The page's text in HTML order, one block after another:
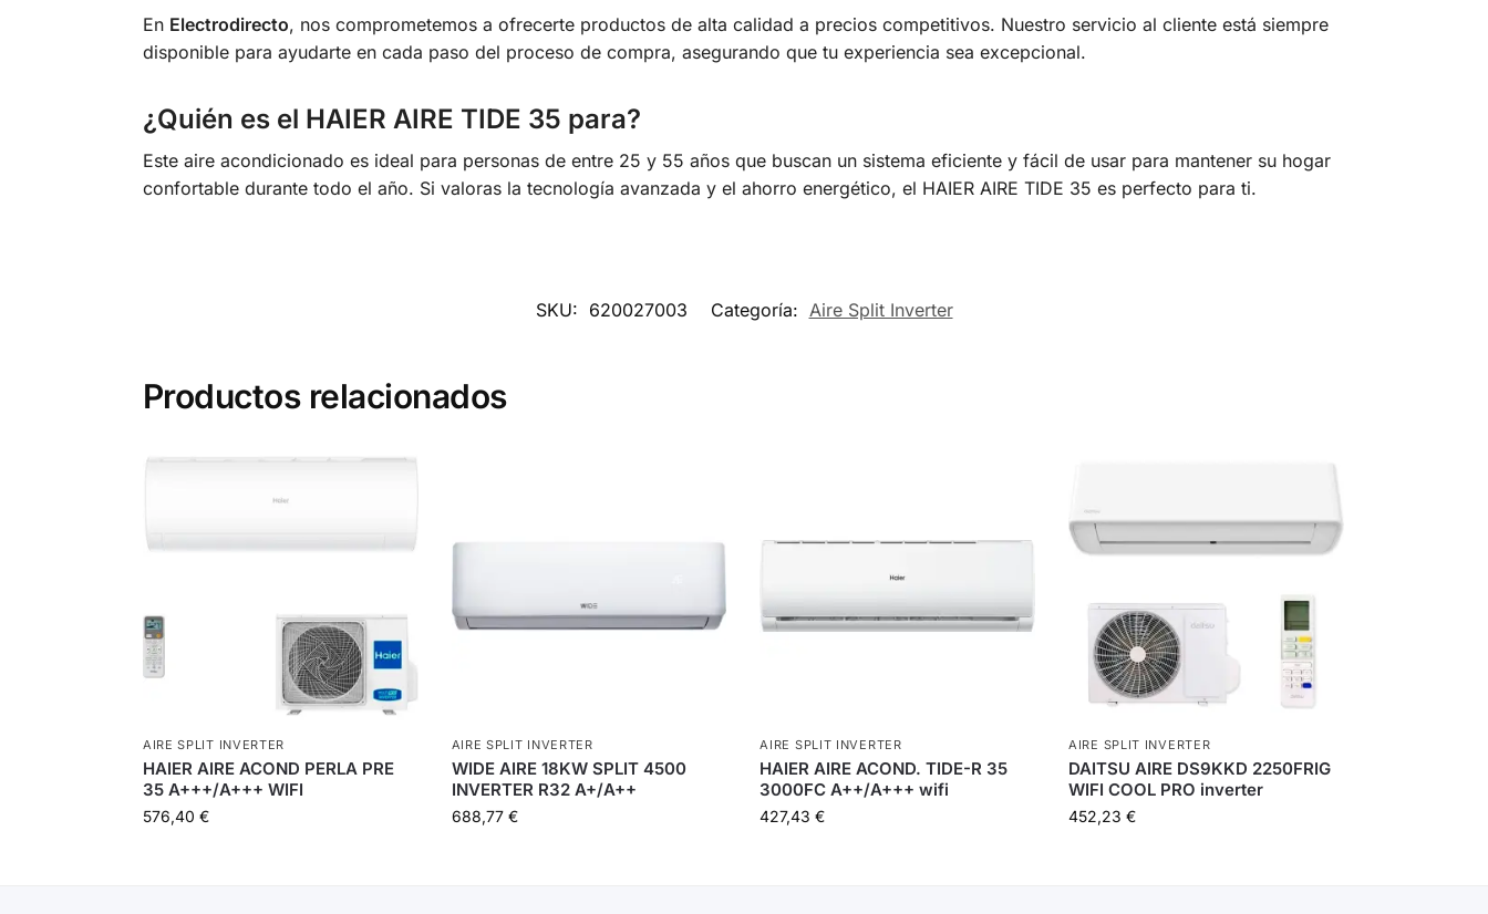
En Electrodirecto, nos comprometemos a ofrecerte productos de alta calidad a precios competitivos. Nuestro servicio al cliente está siempre
disponible para ayudarte en cada paso del proceso de compra, asegurando que tu experiencia sea excepcional.
¿Quién es el HAIER AIRE TIDE 35 para?
Este aire acondicionado es ideal para personas de entre 25 y 55 años que buscan un sistema eficiente y fácil de usar para mantener su hogar
confortable durante todo el año. Si valoras la tecnología avanzada y el ahorro energético, el HAIER AIRE TIDE 35 es perfecto para ti.
SKU: 620027003 Categoría: Aire Split Inverter
Productos relacionados
AIRE SPLIT INVERTER
HAIER AIRE ACOND PERLA PRE
35 A+++/A+++ WIFI
576,40 €
AIRE SPLIT INVERTER
WIDE AIRE 18KW SPLIT 4500
INVERTER R32 A+/A++
688,77 €
AIRE SPLIT INVERTER
HAIER AIRE ACOND. TIDE-R 35
3000FC A++/A+++ wifi
427,43€
AIRE SPLIT INVERTER
DAITSU AIRE DS9KKD 2250FRIG
WIFI COOL PRO inverter
452,23€